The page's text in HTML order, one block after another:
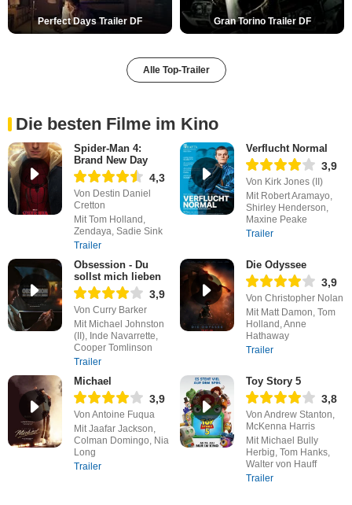
Perfect Days Trailer DF Gran Torino Trailer DF
Alle Top-Trailer
Die besten Filme im Kino
Spider-Man 4:
Brand New Day
4,3
Von Destin Daniel
Cretton
Mit Tom Holland,
Zendaya, Sadie Sink
Trailer
Verflucht Normal
3,9
Von Kirk Jones (II)
Mit Robert Aramayo,
Shirley Henderson,
Maxine Peake
Trailer
Obsession - Du
sollst mich lieben
3,9
Von Curry Barker
Mit Michael Johnston
(II), Inde Navarrette,
Cooper Tomlinson
Trailer
Die Odyssee
3,9
Von Christopher Nolan
Mit Matt Damon, Tom
Holland, Anne
Hathaway
Trailer
Michael
3,9
Von Antoine Fuqua
Mit Jaafar Jackson,
Colman Domingo, Nia
Long
Trailer
Toy Story 5
3,8
Von Andrew Stanton,
McKenna Harris
Mit Michael Bully
Herbig, Tom Hanks,
Walter von Hauff
Trailer